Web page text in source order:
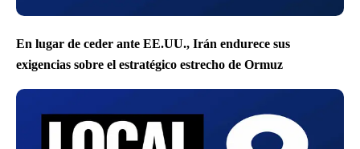
En lugar de ceder ante EE.UU., Irán endurece sus
exigencias sobre el estratégico estrecho de Ormuz